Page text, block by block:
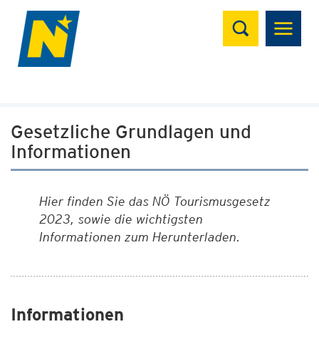
Suchen
Gesetzliche Grundlagen und
Informationen
Hier finden Sie das NÖ Tourismusgesetz
2023, sowie die wichtigsten
Informationen zum Herunterladen.
Informationen